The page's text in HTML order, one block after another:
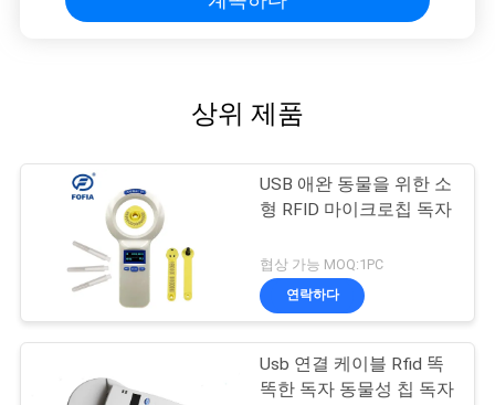
상위 제품
USB 애완 동물을 위한 소
형 RFID 마이크로칩 독자
협상 가능 MOQ:1PC
연락하다
Usb 연결 케이블 Rfid 똑
똑한 독자 동물성 칩 독자